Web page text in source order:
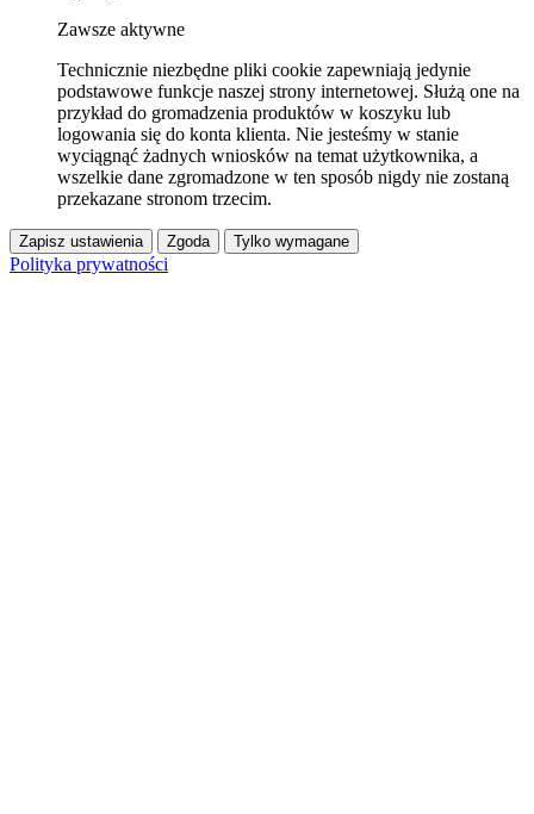
Zawsze aktywne
Technicznie niezbędne pliki cookie zapewniają jedynie
podstawowe funkcje naszej strony internetowej. Służą one na
przykład do gromadzenia produktów w koszyku lub
logowania się do konta klienta. Nie jesteśmy w stanie
wyciągnąć żadnych wniosków na temat użytkownika, a
wszelkie dane zgromadzone w ten sposób nigdy nie zostaną
przekazane stronom trzecim.
Zapisz ustawienia Zgoda Tylko wymagane
Polityka prywatności